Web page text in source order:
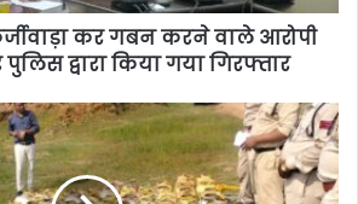
कर गबन करने वाले आरोपी
द्वारा किया गया गिरफ्तार